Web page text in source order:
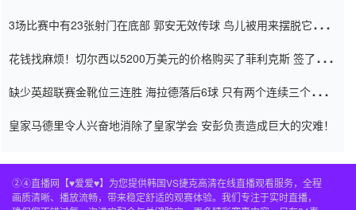
3场比赛中有23张射门在底部 郭安无效传球 鸟儿被用来摆脱它
花钱找麻烦！切尔西以5200万美元的价格购买了菲利克斯 签了7年
缺少英超联赛金靴位三连胜 海拉德落后6球 只有两个连续三个连续
皇家马德里令人兴奋地消除了皇家学会 安彭负责造成巨大的灾难！
②④直播网【♥爱爱♥】为您提供韩国VS捷克高清在线直播观看服务，全程
画质清晰、播放流畅，带来稳定舒适的观赛体验。我们专注于实时直播，